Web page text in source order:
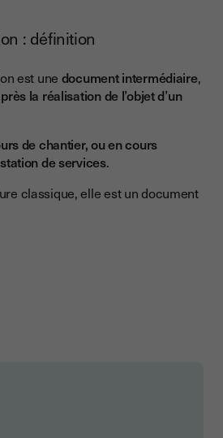
d’avancement en bonne et due
à toutes les factures
facture de situation
la facture de situation
: définition
est une document intermédiaire,
la réalisation de l’objet d’un
de chantier, ou en cours
de services.
classique, elle est un document